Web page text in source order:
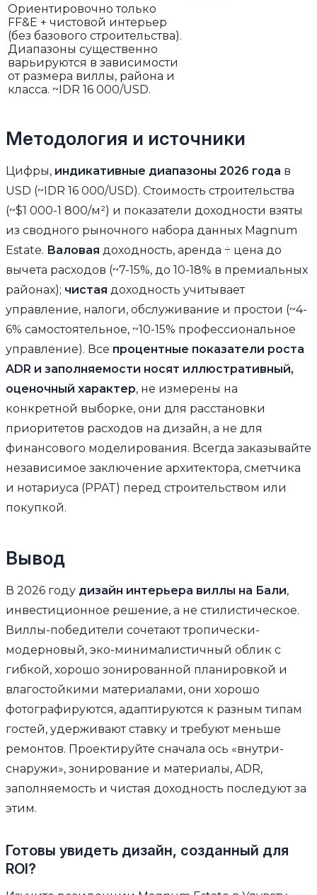
Ориентировочно только
FF&E + чистовой интерьер
(без базового строительства).
Диапазоны существенно
варьируются в зависимости
от размера виллы, района и
класса. ~IDR 16 000/USD.
Методология и источники
Цифры, индикативные диапазоны 2026 года в
USD (~IDR 16 000/USD). Стоимость строительства
(~$1 000-1 800/м²) и показатели доходности взяты
из сводного рыночного набора данных Magnum
Estate. Валовая доходность, аренда ÷ цена до
вычета расходов (~7-15%, до 10-18% в премиальных
районах); чистая доходность учитывает
управление, налоги, обслуживание и простои (~4-
6% самостоятельное, ~10-15% профессиональное
управление). Все процентные показатели роста
ADR и заполняемости носят иллюстративный,
оценочный характер, не измерены на
конкретной выборке, они для расстановки
приоритетов расходов на дизайн, а не для
финансового моделирования. Всегда заказывайте
независимое заключение архитектора, сметчика
и нотариуса (PPAT) перед строительством или
покупкой.
Вывод
В 2026 году дизайн интерьера виллы на Бали,
инвестиционное решение, а не стилистическое.
Виллы-победители сочетают тропически-
модерновый, эко-минималистичный облик с
гибкой, хорошо зонированной планировкой и
влагостойкими материалами, они хорошо
фотографируются, адаптируются к разным типам
гостей, удерживают ставку и требуют меньше
ремонтов. Проектируйте сначала ось «внутри-
снаружи», зонирование и материалы, ADR,
заполняемость и чистая доходность последуют за
этим.
Готовы увидеть дизайн, созданный для
ROI?